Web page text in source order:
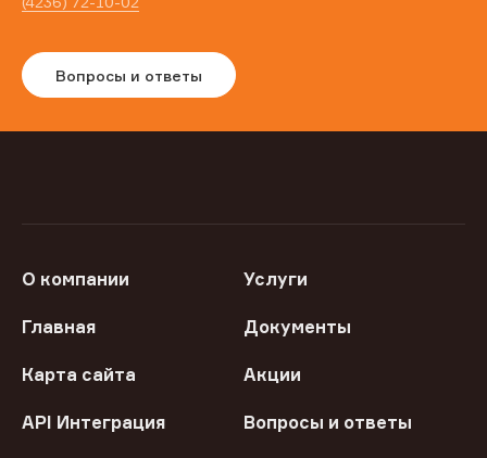
Вопросы и ответы
О компании Услуги
Главная Документы
Карта сайта Акции
API Интеграция Вопросы и ответы